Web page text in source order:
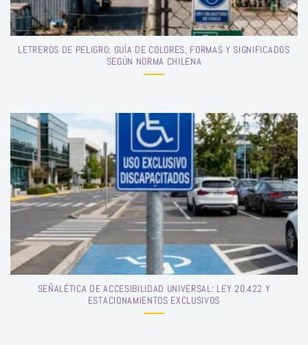
LETREROS DE PELIGRO: GUÍA DE COLORES, FORMAS Y SIGNIFICADOS
SEGÚN NORMA CHILENA
SEÑALÉTICA DE ACCESIBILIDAD UNIVERSAL: LEY 20.422 Y
ESTACIONAMIENTOS EXCLUSIVOS